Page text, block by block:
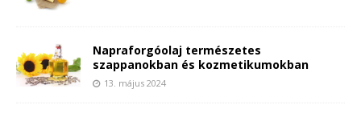
Napraforgóolaj természetes
szappanokban és kozmetikumokban
13. május 2024